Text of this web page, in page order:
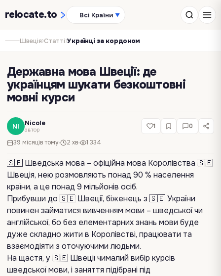
relocate.to Всі Країни ▼
Швеція›Статті›Українці за кордоном
Державна мова Швеції: де
українцям шукати безкоштовні
мовні курси
NI Nicole
автор
39 місяців тому 2 хв 1 334
1 0
🇸🇪 Шведська мова – офіційна мова Королівства 🇸🇪
Швеція, нею розмовляють понад 90 % населення
країни, а це понад 9 мільйонів осіб.
Прибувши до 🇸🇪 Швеції, біженець з 🇸🇪 України
повинен займатися вивченням мови – шведської чи
англійської, бо без елементарних знань мови буде
дуже складно жити в Королівстві, працювати та
взаємодіяти з оточуючими людьми.
На щастя, у 🇸🇪 Швеції чималий вибір курсів
шведської мови, і заняття підібрані під